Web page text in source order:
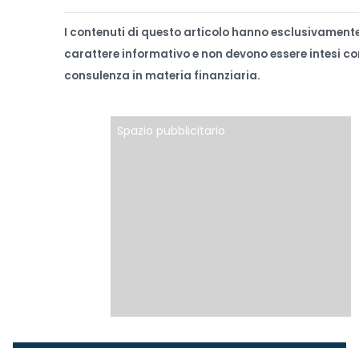
I contenuti di questo articolo hanno
carattere informativo e non devono essere intesi
consulenza in materia finanziaria.
Spazio pubblicitario